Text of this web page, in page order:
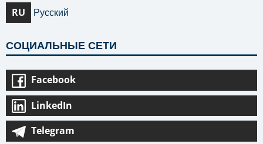
RU Русский
СОЦИАЛЬНЫЕ СЕТИ
Facebook
LinkedIn
Telegram